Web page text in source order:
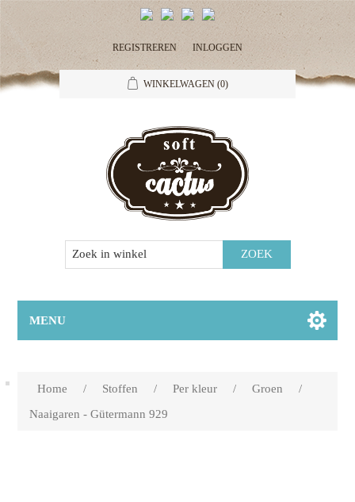
REGISTREREN INLOGGEN
WINKELWAGEN (0)
MENU
Home / Stoffen / Per kleur / Groen
/
Naaigaren - Gütermann 929